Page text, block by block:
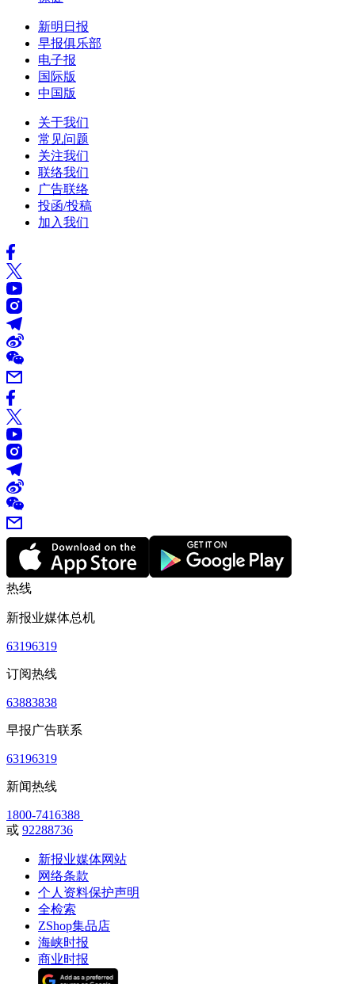
新明日报
早报俱乐部
电子报
国际版
中国版
关于我们
常见问题
关注我们
联络我们
广告联络
投函/投稿
加入我们
热线
新报业媒体总机
63196319
订阅热线
63883838
早报广告联系
63196319
新闻热线
1800-7416388
或 92288736
新报业媒体网站
网络条款
个人资料保护声明
全检索
ZShop集品店
海峡时报
商业时报